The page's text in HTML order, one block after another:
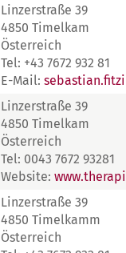
Linzerstraße 39
4850 Timelkam
Österreich
Tel: +43 7672 932 81
E-Mail:
Linzerstraße 39
4850 Timelkam
Österreich
Tel: 0043 7672 93281
Website:
Linzerstraße 39
4850 Timelkamm
Österreich